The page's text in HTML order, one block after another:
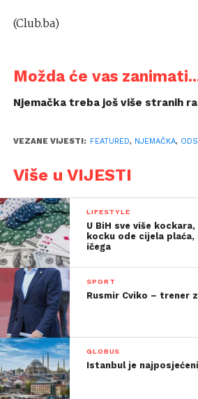
(Club.ba)
Možda će vas
Njemačka treba još više stranih
VEZANE VIJESTI: FEATURED, NJEMAČKA,
Više u VIJESTI
LIFESTYLE
U BiH sve više
kocku ode cijela
ičega
SPORT
Rusmir Cviko – trener
GLOBUS
Istanbul je